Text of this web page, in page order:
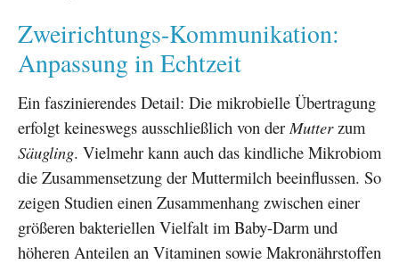
Zweirichtungs-Kommunikation:
Anpassung in Echtzeit
Ein faszinierendes Detail: Die mikrobielle Übertragung
erfolgt keineswegs ausschließlich von der Mutterzum
Säugling. Vielmehr kann auch das kindliche Mikrobiom
die Zusammensetzung der Muttermilch beeinflussen. So
zeigen Studien einen Zusammenhang zwischen einer
größeren bakteriellen Vielfalt im Baby-Darm und
höheren Anteilen an Vitaminen sowie Makronährstoffen